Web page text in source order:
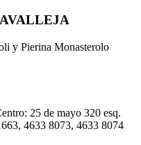
y Pierina Monasterolo
25 de mayo 320 esq.
4633 8073, 4633 8074